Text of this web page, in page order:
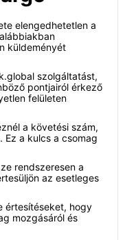
elengedhetetlen a
küldeményét
szolgáltatást,
pontjairól érkező
felületen
a követési szám,
Ez a kulcs a csomag
rendszeresen a
az esetleges
értesítéseket, hogy
mozgásáról és